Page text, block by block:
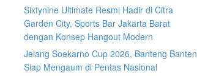
Sixtynine Ultimate Resmi Hadir di Citra
Garden City, Sports Bar Jakarta Barat
dengan Konsep Hangout Modern
Jelang Soekarno Cup 2026, Banteng Banten
Siap Mengaum di Pentas Nasional